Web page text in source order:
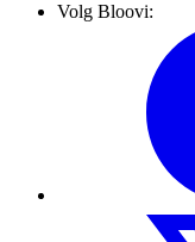
Volg Bloovi: